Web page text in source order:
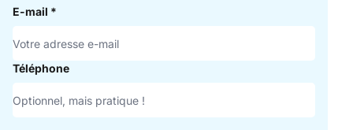
E-mail *
Téléphone